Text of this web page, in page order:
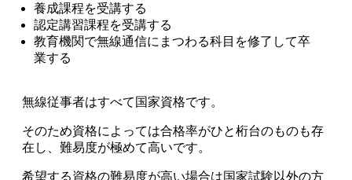
養成課程を受講する
認定講習課程を受講する
教育機関で無線通信にまつわる科目を修了して卒
業する
無線従事者はすべて国家資格です。
そのため資格によっては合格率がひと桁台のものも存
在し、 難易度が極めて高いです。
希望する資格の難易度が高い場合は国家試験以外の方